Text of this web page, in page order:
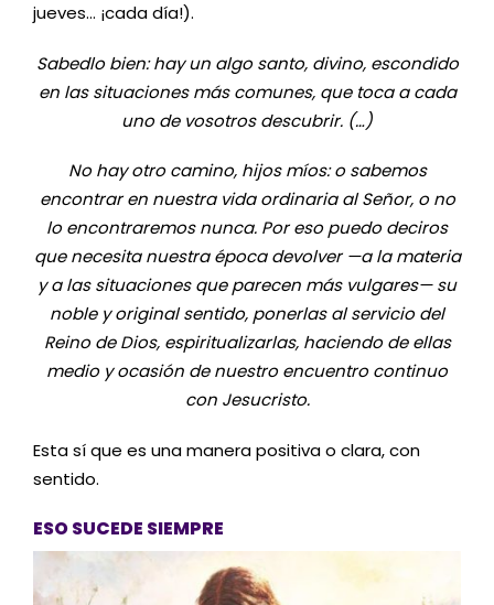
jueves… ¡cada día!).
Sabedlo bien: hay un algo santo, divino, escondido
en las situaciones más comunes, que toca a cada
uno de vosotros descubrir. (…)
No hay otro camino, hijos míos: o sabemos
encontrar en nuestra vida ordinaria al Señor, o no
lo encontraremos nunca. Por eso puedo deciros
que necesita nuestra época devolver —a la materia
y a las situaciones que parecen más vulgares— su
noble y original sentido, ponerlas al servicio del
Reino de Dios, espiritualizarlas, haciendo de ellas
medio y ocasión de nuestro encuentro continuo
con Jesucristo.
Esta sí que es una manera positiva o clara, con
sentido.
ESO SUCEDE SIEMPRE